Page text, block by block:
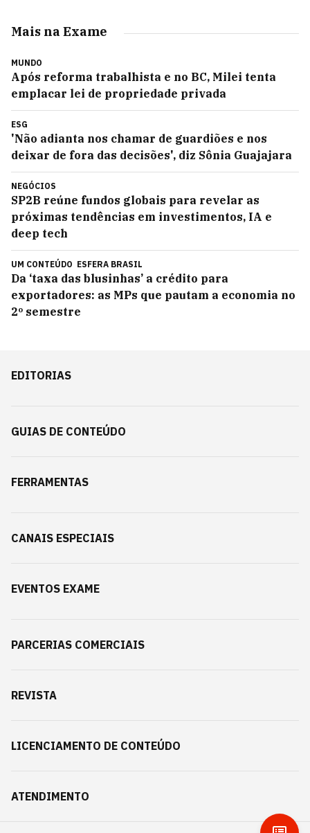
Mais na Exame
MUNDO
Após reforma trabalhista e no BC, Milei tenta
emplacar lei de propriedade privada
ESG
'Não adianta nos chamar de guardiões e nos
deixar de fora das decisões', diz Sônia Guajajara
NEGÓCIOS
SP2B reúne fundos globais para revelar as
próximas tendências em investimentos, IA e
deep tech
UM CONTEÚDO ESFERA BRASIL
Da ‘taxa das blusinhas’ a crédito para
exportadores: as MPs que pautam a economia no
2º semestre
EDITORIAS
GUIAS DE CONTEÚDO
FERRAMENTAS
CANAIS ESPECIAIS
EVENTOS EXAME
PARCERIAS COMERCIAIS
REVISTA
LICENCIAMENTO DE CONTEÚDO
ATENDIMENTO